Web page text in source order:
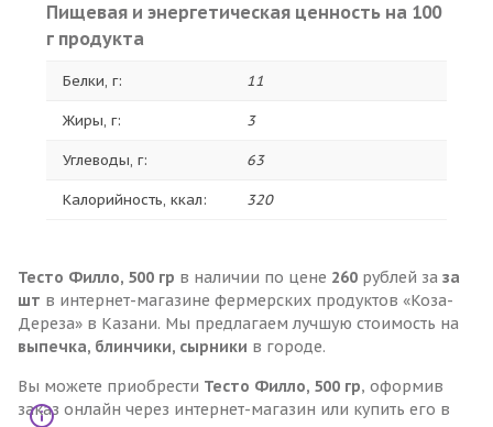
Пищевая и энергетическая ценность на 100
г продукта
Белки, г: 11
Жиры, г: 3
Углеводы, г: 63
Калорийность, ккал: 320
Тесто Филло, 500 гр в наличии по цене 260 рублей за за
шт в интернет-магазине фермерских продуктов «Коза-
Дереза» в Казани. Мы предлагаем лучшую стоимость на
выпечка, блинчики, сырники в городе.
Вы можете приобрести Тесто Филло, 500 гр, оформив
заказ онлайн через интернет-магазин или купить его в